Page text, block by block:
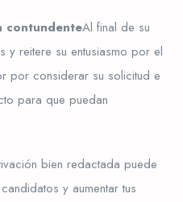
contundenteAl final de su
y reitere su entusiasmo por el
por considerar su solicitud e
para que puedan
bien redactada puede
y aumentar tus